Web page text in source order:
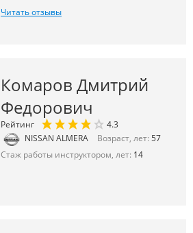
Читать отзывы
Комаров Дмитрий
Федорович
Рейтинг
4.3
NISSAN ALMERA
Возраст, лет: 57
Стаж работы инструктором, лет: 14